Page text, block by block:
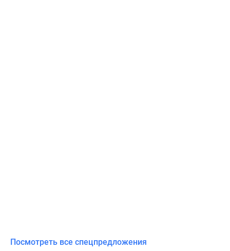
Посмотреть все спецпредложения